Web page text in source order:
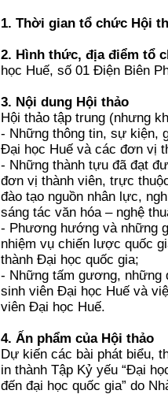
1. Thời gian tổ chức Hội
2. Hình thức, địa điểm tổ
học Huế, số 01 Điện Biên
3. Nội dung Hội thảo
Hội thảo tập trung (nhưng
- Những thông tin, sự kiện,
Đại học Huế và các đơn vị
- Những thành tựu đã đạt
đơn vị thành viên, trực
đào tạo nguồn nhân lực,
sáng tác văn hóa – nghệ
- Phương hướng và những
nhiệm vụ chiến lược quốc
thành Đại học quốc gia;
- Những tấm gương, những
sinh viên Đại học Huế và
viên Đại học Huế.
4. Ấn phẩm của Hội thảo
Dự kiến các bài phát biểu,
in thành Tập Kỷ yếu “Đại
đến đại học quốc gia” do